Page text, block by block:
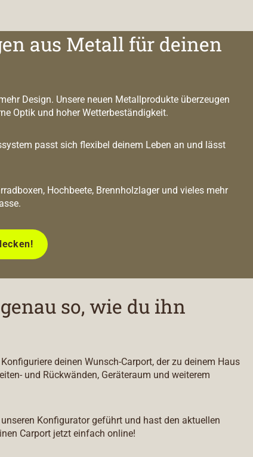
aus Metall für deinen
Design. Unsere neuen Metallprodukte überzeugen
Optik und hoher Wetterbeständigkeit.
passt sich flexibel deinem Leben an und lässt
Hochbeete, Brennholzlager und vieles mehr
so, wie du ihn
deinen Wunsch-Carport, der zu deinem Haus
und Rückwänden, Geräteraum und weiterem
Konfigurator geführt und hast den aktuellen
Carport jetzt einfach online!